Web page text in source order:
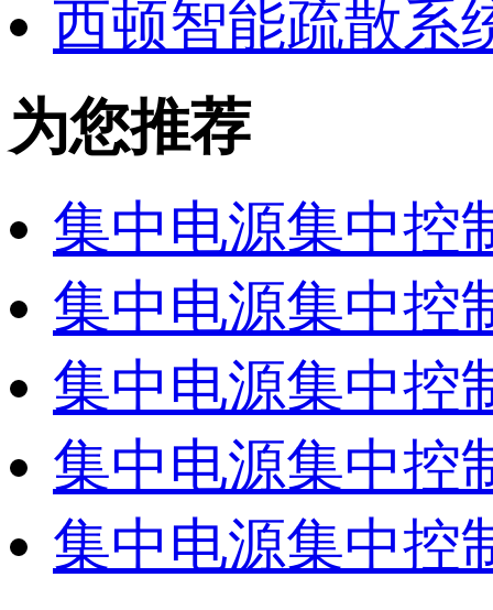
西顿智能疏散系
为您推荐
集中电源集中控
集中电源集中控
集中电源集中控
集中电源集中控
集中电源集中控